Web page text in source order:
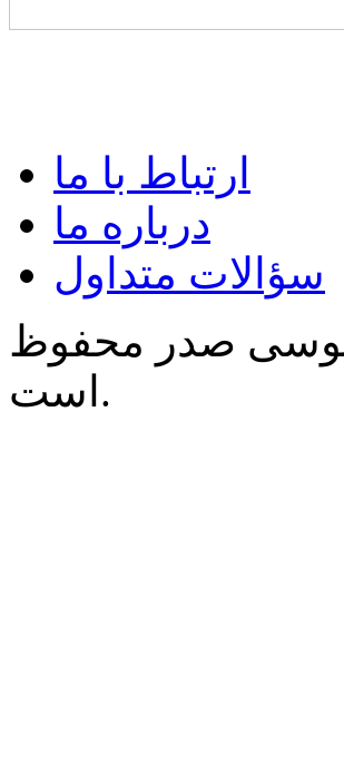
ارتباط با ما
درباره ما
سؤالات متداول
صدر محفوظ
است.